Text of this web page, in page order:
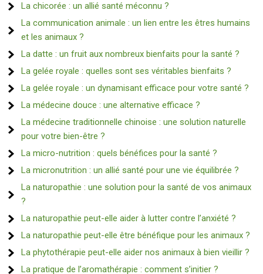
La chicorée : un allié santé méconnu ?
La communication animale : un lien entre les êtres humains
et les animaux ?
La datte : un fruit aux nombreux bienfaits pour la santé ?
La gelée royale : quelles sont ses véritables bienfaits ?
La gelée royale : un dynamisant efficace pour votre santé ?
La médecine douce : une alternative efficace ?
La médecine traditionnelle chinoise : une solution naturelle
pour votre bien-être ?
La micro-nutrition : quels bénéfices pour la santé ?
La micronutrition : un allié santé pour une vie équilibrée ?
La naturopathie : une solution pour la santé de vos animaux
?
La naturopathie peut-elle aider à lutter contre l’anxiété ?
La naturopathie peut-elle être bénéfique pour les animaux ?
La phytothérapie peut-elle aider nos animaux à bien vieillir ?
La pratique de l’aromathérapie : comment s’initier ?